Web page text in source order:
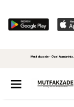
Mutfakzade - Özel